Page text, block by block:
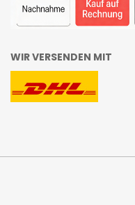
WIR VERSENDEN MIT